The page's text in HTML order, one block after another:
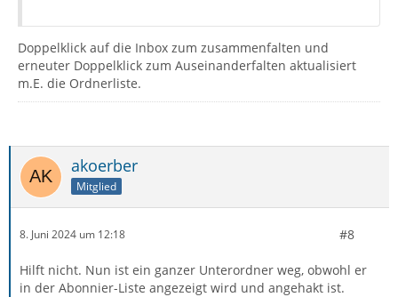
Doppelklick auf die Inbox zum zusammenfalten und
erneuter Doppelklick zum Auseinanderfalten aktualisiert
m.E. die Ordnerliste.
akoerber
Mitglied
8. Juni 2024 um 12:18 #8
Hilft nicht. Nun ist ein ganzer Unterordner weg, obwohl er
in der Abonnier-Liste angezeigt wird und angehakt ist.